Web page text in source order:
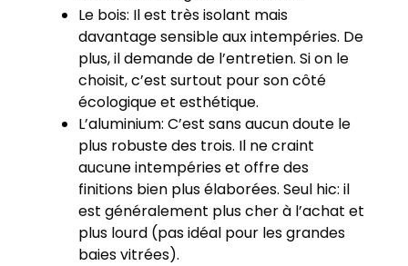
Le bois: Il est très isolant mais
davantage sensible aux intempéries. De
plus, il demande de l’entretien. Si on le
choisit, c’est surtout pour son côté
écologique et esthétique.
L’aluminium: C’est sans aucun doute le
plus robuste des trois. Il ne craint
aucune intempéries et offre des
finitions bien plus élaborées. Seul hic: il
est généralement plus cher à l’achat et
plus lourd (pas idéal pour les grandes
baies vitrées).